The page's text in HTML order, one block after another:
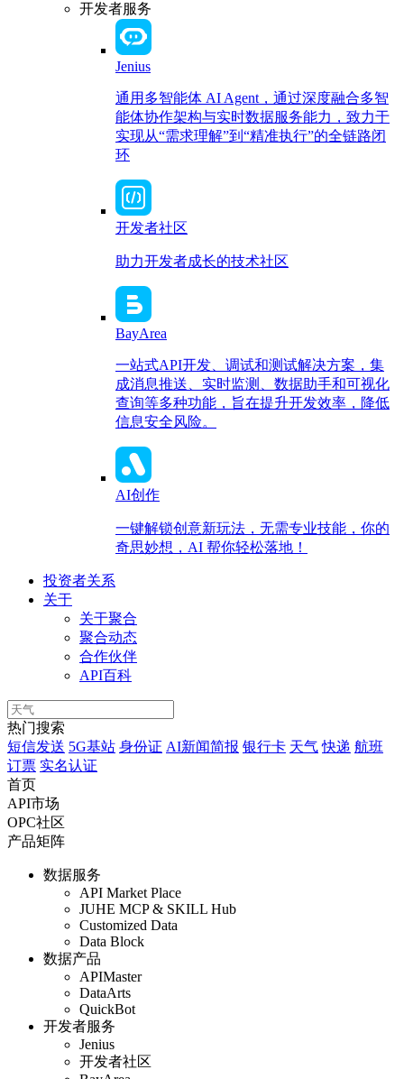
开发者服务
Jenius
通用多智能体 AI Agent，通过深度融合多智
能体协作架构与实时数据服务能力，致力于
实现从“需求理解”到“精准执行”的全链路闭
环
开发者社区
助力开发者成长的技术社区
BayArea
一站式API开发、调试和测试解决方案，集
成消息推送、实时监测、数据助手和可视化
查询等多种功能，旨在提升开发效率，降低
信息安全风险。
AI创作
一键解锁创意新玩法，无需专业技能，你的
奇思妙想，AI 帮你轻松落地！
投资者关系
关于
关于聚合
聚合动态
合作伙伴
API百科
热门搜索
短信发送 5G基站 身份证 AI新闻简报 银行卡 天气 快递 航班
订票 实名认证
首页
API市场
OPC社区
产品矩阵
数据服务
API Market Place
JUHE MCP & SKILL Hub
Customized Data
Data Block
数据产品
APIMaster
DataArts
QuickBot
开发者服务
Jenius
开发者社区